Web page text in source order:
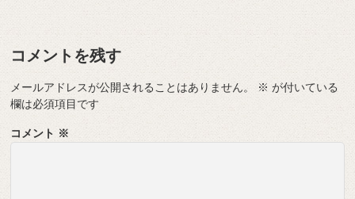
コメントを残す
メールアドレスが公開されることはありません。 ※ が付いている
欄は必須項目です
コメント ※